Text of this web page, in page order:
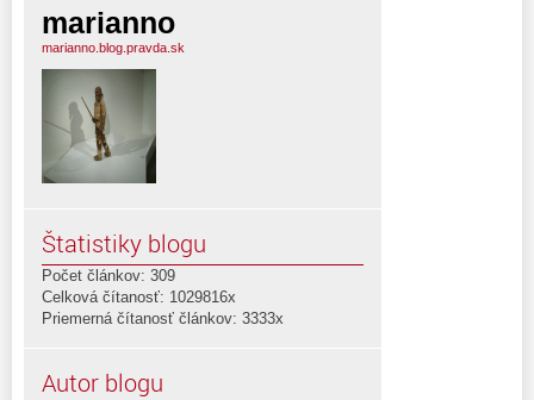
marianno
marianno.blog.pravda.sk
Štatistiky blogu
Počet článkov: 309
Celková čítanosť: 1029816x
Priemerná čítanosť článkov: 3333x
Autor blogu